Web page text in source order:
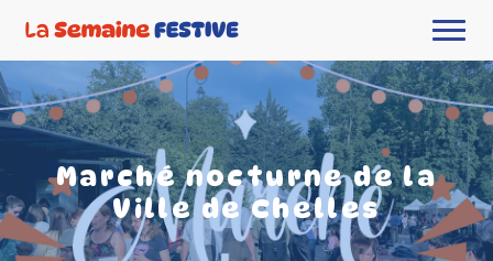
Marché nocturne de la
Ville de Chelles